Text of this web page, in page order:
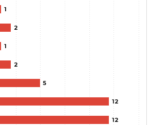
1
2
1
2
5
12
12